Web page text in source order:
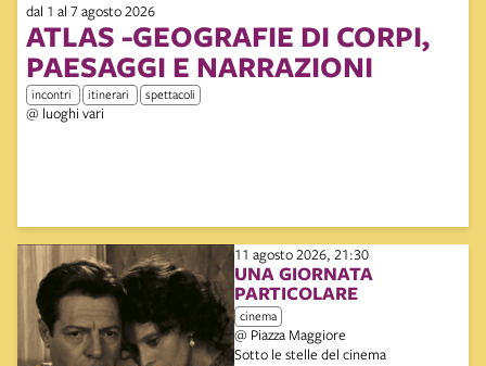
dal 1 al 7 agosto 2026
ATLAS -GEOGRAFIE DI CORPI,
PAESAGGI E NARRAZIONI
incontri itinerari spettacoli
@ luoghi vari
11 agosto 2026, 21:30
UNA GIORNATA
PARTICOLARE
cinema
@ Piazza Maggiore
Sotto le stelle del cinema